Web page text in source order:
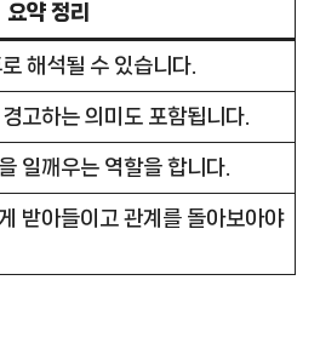
요약 정리
해석될 수 있습니다.
고하는 의미도 포함됩니다.
일깨우는 역할을 합니다.
받아들이고 관계를 돌아보아야